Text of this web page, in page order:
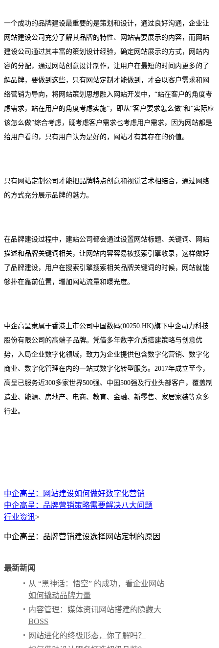
一个成功的品牌建设最重要的是策划和设计，通过良好沟通，企业让
网站建设公司充分了解其品牌的特性、网站需要展示的内容，而网站
建设公司通过其丰富的策划设计经验，确定网站展示的方式，网站内
容的分配，通过网站创意设计制作，让用户在最短的时间内更多的了
解品牌，要做到这些，只有网站定制才能做到，才会以客户需求和网
络营销为导向，将网站策划思想融入网站开发中，“站在客户的角度考
虑需求，站在用户的角度考虑实施”，即从“客户要求怎么做”和“实际应
该怎么做”综合考虑，既考虑客户需求也考虑用户需求，因为网站都是
给用户看的，只有用户认为是好的，网站才有其存在的价值。
只有网站定制公司才能把品牌特点创意和视觉艺术相结合，通过网络
的方式充分展示品牌的魅力。
在品牌建设过程中，建站公司都会通过设置网站标题、关键词、网站
描述和品牌关键词相关，让网站内容容易被搜索引擎收录，这样做好
了品牌建设，用户在搜索引擎搜索相关品牌关键词的时候，网站就能
够排在靠前位置，增加网站流量和曝光度。
中企高呈隶属于香港上市公司中国数码(00250.HK)旗下中企动力科技
股份有限公司的高端子品牌。凭借多年数字介质搭建策略与创意优
势，入局企业数字化领域，致力为企业提供包含数字化营销、数字化
商业、数字化管理在内的一站式数字化转型服务。2017年成立至今，
高呈已服务近300多家世界500强、中国500强及行业头部客户，覆盖制
造业、能源、房地产、电商、教育、金融、新零售、家居家装等众多
行业。
中企高呈：网站建设如何做好数字化营销
中企高呈：品牌营销策略需要解决八大问题
行业资讯>
中企高呈：品牌营销建设选择网站定制的原因
最新新闻
从 “黑神话：悟空” 的成功，看企业网站
如何撬动品牌力量
内容管理：媒体资讯网站搭建的隐藏大
BOSS
网站进化的终极形态，你了解吗？